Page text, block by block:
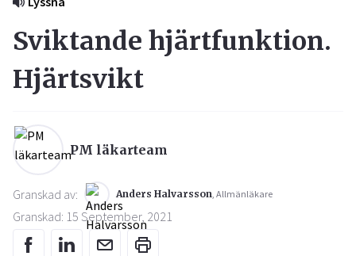
Sviktande hjärtfunktion.
Hjärtsvikt
PM läkarteam
Granskad av: Anders Halvarsson, Allmänläkare
Granskad: 15 September, 2021